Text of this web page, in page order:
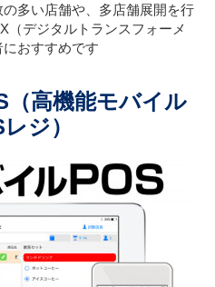
多い店舗や、多店舗展開を行
（デジタルトランスフォーメ
おすすめです
（高機能モバイル
ジ）